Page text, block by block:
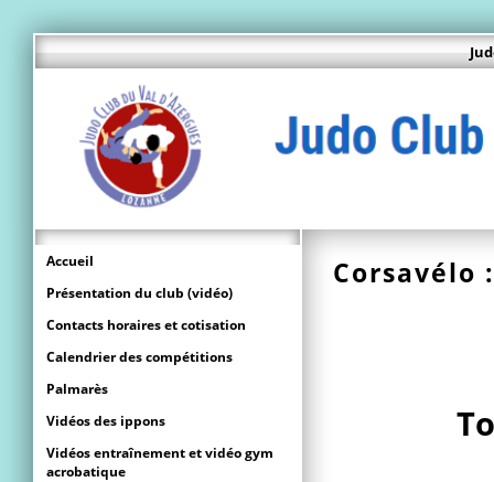
Corsavélo
Accueil
Présentation du club (vidéo)
Contacts horaires et cotisation
Calendrier des compétitions
Palmarès
Vidéos des ippons
Vidéos entraînement et vidéo gym
acrobatique